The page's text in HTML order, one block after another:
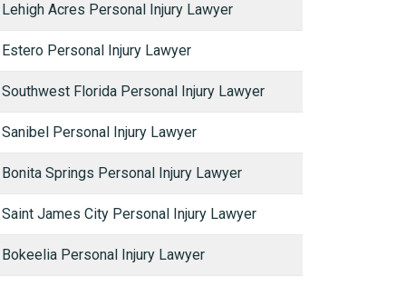
Lehigh Acres Personal Injury Lawyer
Estero Personal Injury Lawyer
Southwest Florida Personal Injury Lawyer
Sanibel Personal Injury Lawyer
Bonita Springs Personal Injury Lawyer
Saint James City Personal Injury Lawyer
Bokeelia Personal Injury Lawyer